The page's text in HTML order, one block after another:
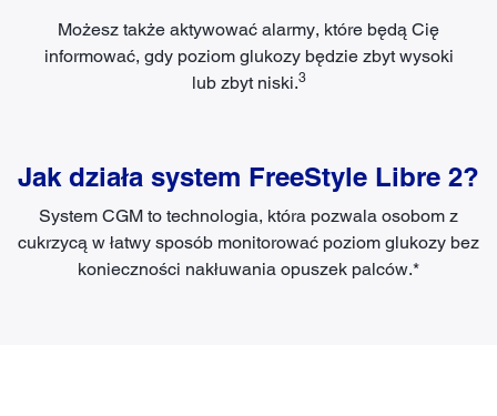
Możesz także aktywować alarmy, które będą Cię
informować, gdy poziom glukozy będzie zbyt wysoki
lub zbyt niski.3
Jak działa system FreeStyle Libre 2?
System CGM to technologia, która pozwala osobom z
cukrzycą w łatwy sposób monitorować poziom glukozy bez
konieczności nakłuwania opuszek palców.*